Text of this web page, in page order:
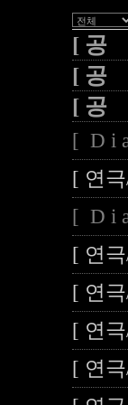
[ 공
[ 공
[ 공
[ D i
[ 연
[ D i
[ 연
[ 연
[ 연
[ 연